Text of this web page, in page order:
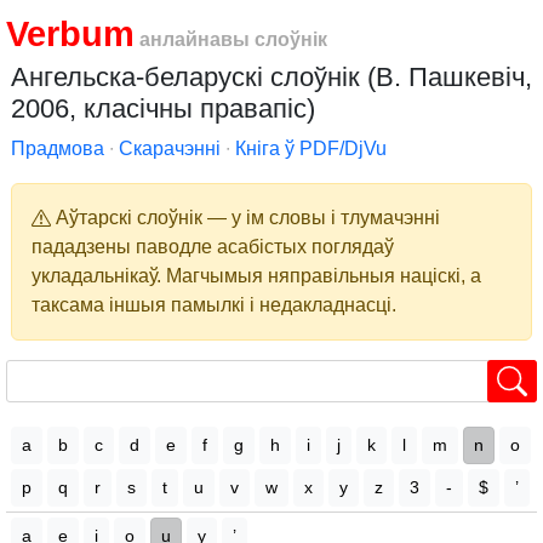
Verbum анлайнавы слоўнік
Ангельска-беларускі слоўнік (В. Пашкевіч,
2006, класічны правапіс)
Прадмова ∙ Скарачэнні ∙ Кніга ў PDF/DjVu
Аўтарскі слоўнік — у ім словы і тлумачэнні
пададзены паводле асабістых поглядаў
укладальнікаў. Магчымыя няправільныя націскі, а
таксама іншыя памылкі і недакладнасці.
a b c d e f g h i j k l m n o
p q r s t u v w x y z 3 - $ ’
a e i o u y ’